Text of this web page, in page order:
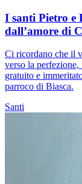
I santi Pietro e
dall’amore di
Ci ricordano che il
verso la
gratuito e
parroco di Biasca.
Santi